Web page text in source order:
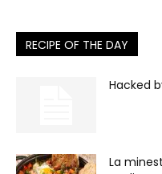
RECIPE OF THE DAY
Hacked
La